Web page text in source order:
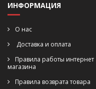
ИНФОРМАЦИЯ
О нас
Доставка и оплата
Правила работы интернет
магазина
Правила возврата товара